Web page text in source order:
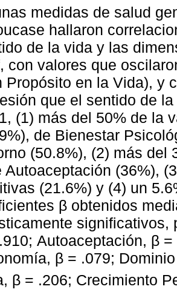
medidas de salud
hallaron
de la vida y las
con valores que
Propósito en la Vida), y
que el sentido de
(1) más del 50% de la
de Bienestar
(50.8%), (2) más del
Autoaceptación (36%),
(21.6%) y (4) un
β obtenidos
significativos,
Autoaceptación, β
β = .079;
β = .206; Crecimiento